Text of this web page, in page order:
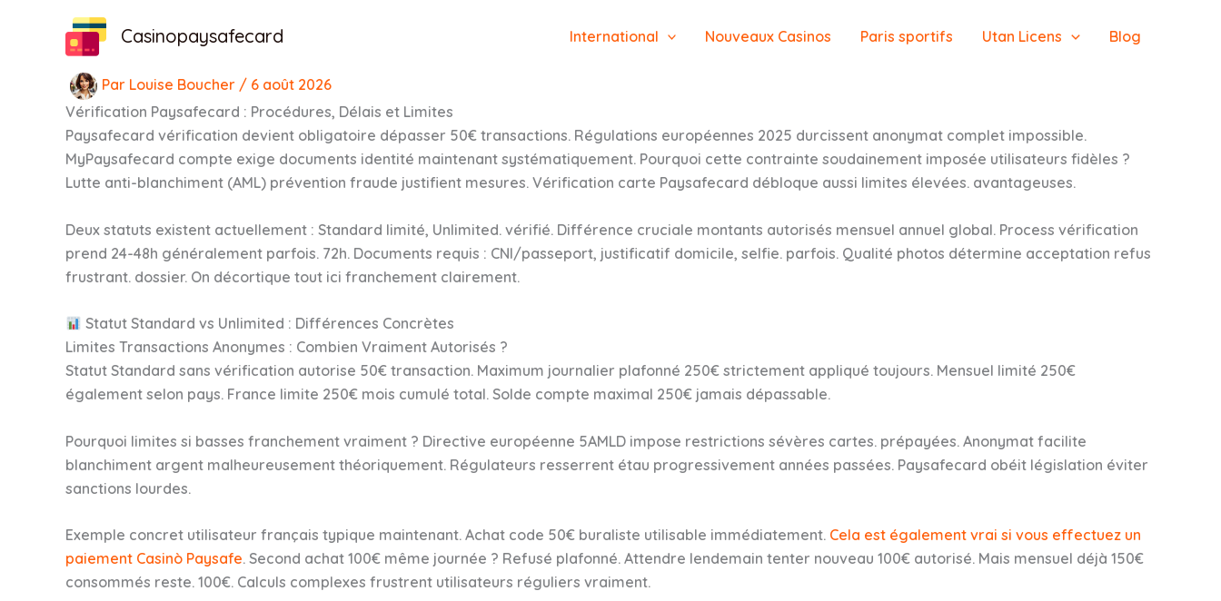
Casinopaysafecard International Nouveaux Casinos Paris sportifs Utan Licens Blog
Par Louise Boucher / 6 août 2026
Vérification Paysafecard : Procédures, Délais et Limites
Paysafecard vérification devient obligatoire dépasser 50€ transactions. Régulations européennes 2025 durcissent anonymat complet impossible.
MyPaysafecard compte exige documents identité maintenant systématiquement. Pourquoi cette contrainte soudainement imposée utilisateurs fidèles ?
Lutte anti-blanchiment (AML) prévention fraude justifient mesures. Vérification carte Paysafecard débloque aussi limites élevées. avantageuses.
Deux statuts existent actuellement : Standard limité, Unlimited. vérifié. Différence cruciale montants autorisés mensuel annuel global. Process vérification
prend 24-48h généralement parfois. 72h. Documents requis : CNI/passeport, justificatif domicile, selfie. parfois. Qualité photos détermine acceptation refus
frustrant. dossier. On décortique tout ici franchement clairement.
Statut Standard vs Unlimited : Différences Concrètes
Limites Transactions Anonymes : Combien Vraiment Autorisés ?
Statut Standard sans vérification autorise 50€ transaction. Maximum journalier plafonné 250€ strictement appliqué toujours. Mensuel limité 250€
également selon pays. France limite 250€ mois cumulé total. Solde compte maximal 250€ jamais dépassable.
Pourquoi limites si basses franchement vraiment ? Directive européenne 5AMLD impose restrictions sévères cartes. prépayées. Anonymat facilite
blanchiment argent malheureusement théoriquement. Régulateurs resserrent étau progressivement années passées. Paysafecard obéit législation éviter
sanctions lourdes.
Exemple concret utilisateur français typique maintenant. Achat code 50€ buraliste utilisable immédiatement. Cela est également vrai si vous effectuez un
paiement Casinò Paysafe. Second achat 100€ même journée ? Refusé plafonné. Attendre lendemain tenter nouveau 100€ autorisé. Mais mensuel déjà 150€
consommés reste. 100€. Calculs complexes frustrent utilisateurs réguliers vraiment.